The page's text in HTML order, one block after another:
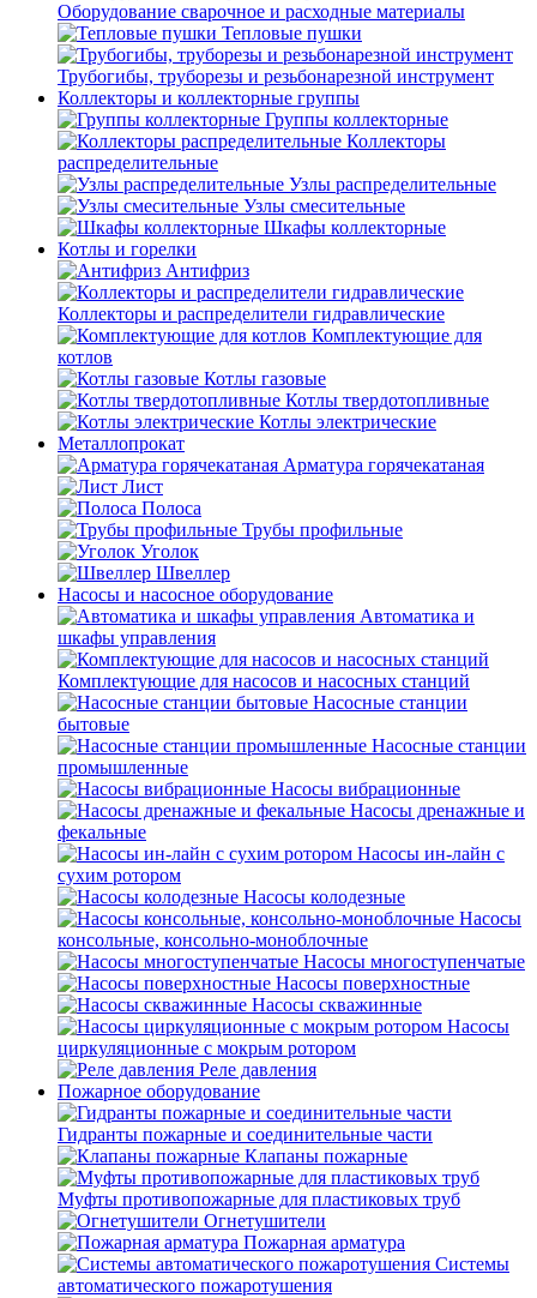
Оборудование сварочное и расходные материалы
Тепловые пушки
Трубогибы, труборезы и резьбонарезной инструмент
Коллекторы и коллекторные группы
Группы коллекторные
Коллекторы
распределительные
Узлы распределительные
Узлы смесительные
Шкафы коллекторные
Котлы и горелки
Антифриз
Коллекторы и распределители гидравлические
Комплектующие для
котлов
Котлы газовые
Котлы твердотопливные
Котлы электрические
Металлопрокат
Арматура горячекатаная
Лист
Полоса
Трубы профильные
Уголок
Швеллер
Насосы и насосное оборудование
Автоматика и
шкафы управления
Комплектующие для насосов и насосных станций
Насосные станции
бытовые
Насосные станции
промышленные
Насосы вибрационные
Насосы дренажные и
фекальные
Насосы ин-лайн с
сухим ротором
Насосы колодезные
Насосы
консольные, консольно-моноблочные
Насосы многоступенчатые
Насосы поверхностные
Насосы скважинные
Насосы
циркуляционные с мокрым ротором
Реле давления
Пожарное оборудование
Гидранты пожарные и соединительные части
Клапаны пожарные
Муфты противопожарные для пластиковых труб
Огнетушители
Пожарная арматура
Системы
автоматического пожаротушения